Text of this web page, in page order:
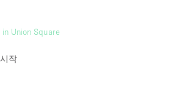
Studio
Union Square
작